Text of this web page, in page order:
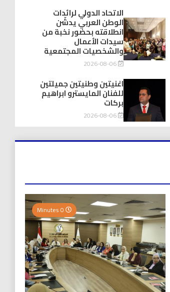
توك شو
حفيد الشيخ محمد صالح بن كلوت شيخ رحالة
لندن يتكلمون يزور هويداعطا في بيتها
2026-08-08
الاتحاد الدولي لرائدات
الوطن العربي يدشّن
انطلاقته بحضور نخبة من
سيدات الأعمال
والشخصيات المجتمعية
2026-08-06
اغنيتين وطنيتين جميلتين
للفنان المايسترو ابراهيم
بركات
2026-08-06